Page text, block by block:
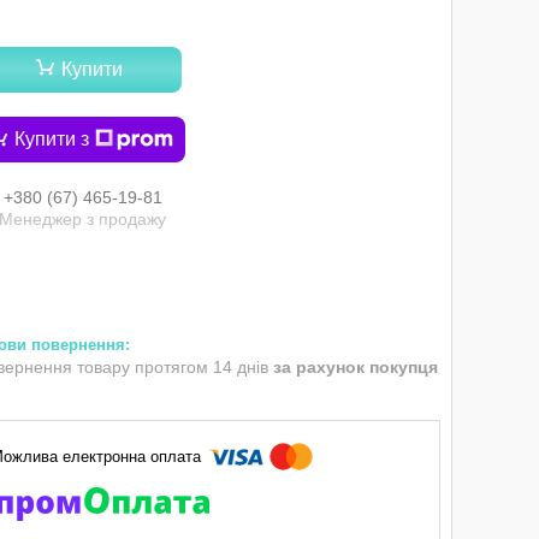
Купити
Купити з
+380 (67) 465-19-81
Менеджер з продажу
товару протягом 14 днів за рахунок покупця